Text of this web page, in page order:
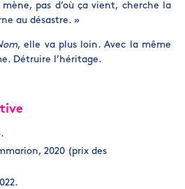
pas d’où ça vient, cherche la
au désastre. »
, elle va plus loin. Avec la même
Détruire l’héritage.
2020 (prix des